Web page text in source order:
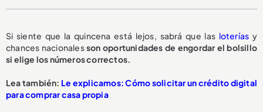
Si siente que la quincena está lejos, sabrá que las loterías y
chances nacionalesson oportunidades de engordar el bolsillo
si elige los números correctos.
Lea también: Le explicamos: Cómo solicitar un crédito digital
para comprar casa propia